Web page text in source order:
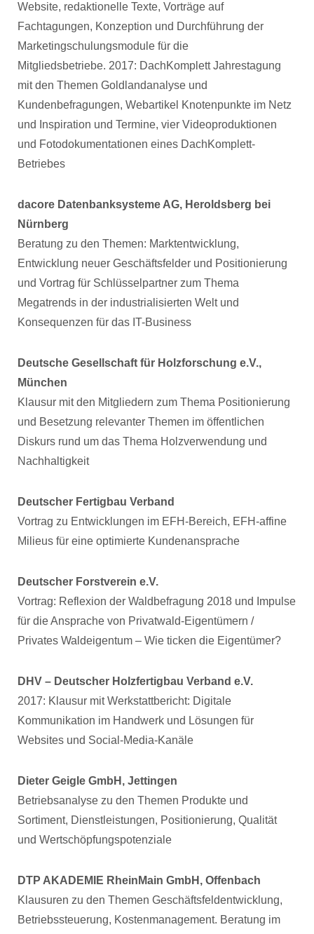
Website, redaktionelle Texte, Vorträge auf
Fachtagungen, Konzeption und Durchführung der
Marketingschulungsmodule für die
Mitgliedsbetriebe. 2017: DachKomplett Jahrestagung
mit den Themen Goldlandanalyse und
Kundenbefragungen, Webartikel Knotenpunkte im Netz
und Inspiration und Termine, vier Videoproduktionen
und Fotodokumentationen eines DachKomplett-
Betriebes
dacore Datenbanksysteme AG, Heroldsberg bei
Nürnberg
Beratung zu den Themen: Marktentwicklung,
Entwicklung neuer Geschäftsfelder und Positionierung
und Vortrag für Schlüsselpartner zum Thema
Megatrends in der industrialisierten Welt und
Konsequenzen für das IT-Business
Deutsche Gesellschaft für Holzforschung e.V.,
München
Klausur mit den Mitgliedern zum Thema Positionierung
und Besetzung relevanter Themen im öffentlichen
Diskurs rund um das Thema Holzverwendung und
Nachhaltigkeit
Deutscher Fertigbau Verband
Vortrag zu Entwicklungen im EFH-Bereich, EFH-affine
Milieus für eine optimierte Kundenansprache
Deutscher Forstverein e.V.
Vortrag: Reflexion der Waldbefragung 2018 und Impulse
für die Ansprache von Privatwald-Eigentümern /
Privates Waldeigentum – Wie ticken die Eigentümer?
DHV – Deutscher Holzfertigbau Verband e.V.
2017: Klausur mit Werkstattbericht: Digitale
Kommunikation im Handwerk und Lösungen für
Websites und Social-Media-Kanäle
Dieter Geigle GmbH, Jettingen
Betriebsanalyse zu den Themen Produkte und
Sortiment, Dienstleistungen, Positionierung, Qualität
und Wertschöpfungspotenziale
DTP AKADEMIE RheinMain GmbH, Offenbach
Klausuren zu den Themen Geschäftsfeldentwicklung,
Betriebssteuerung, Kostenmanagement. Beratung im